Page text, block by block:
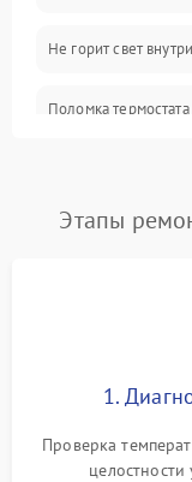
Не горит свет внутри
Поломка термостата
Поломка системы
работе
Этапы
1.
Проверка